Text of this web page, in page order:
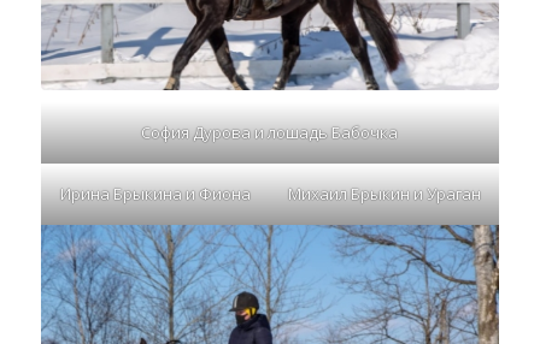
София Дурова и лошадь Бабочка
Ирина Брыкина и Фиона Михаил Брыкин и Ураган